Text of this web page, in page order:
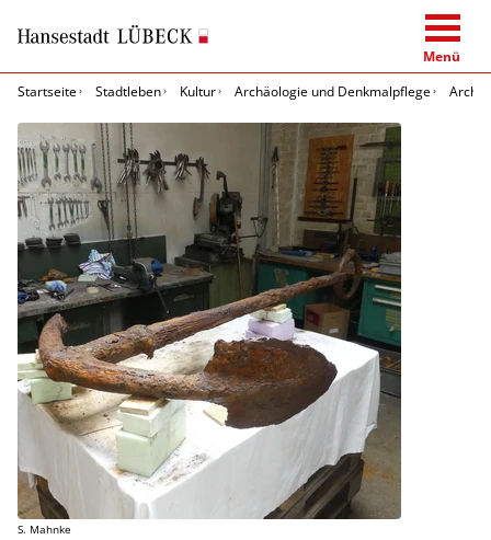
Menü
Startseite
Stadtleben Kultur Archäologie und Denkmalpflege
S. Mahnke